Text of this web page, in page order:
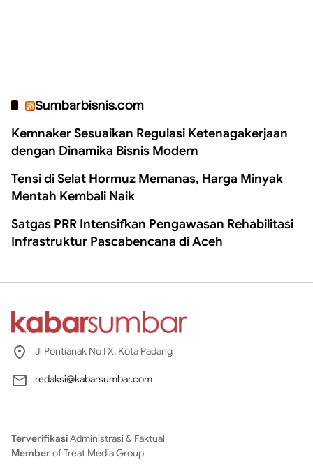
Sumbarbisnis.com
Kemnaker Sesuaikan Regulasi Ketenagakerjaan
dengan Dinamika Bisnis Modern
Tensi di Selat Hormuz Memanas, Harga Minyak
Mentah Kembali Naik
Satgas PRR Intensifkan Pengawasan Rehabilitasi
Infrastruktur Pascabencana di Aceh
Jl Pontianak No I X, Kota Padang
redaksi@kabarsumbar.com
TerverifikasiAdministrasi & Faktual
Memberof Treat Media Group